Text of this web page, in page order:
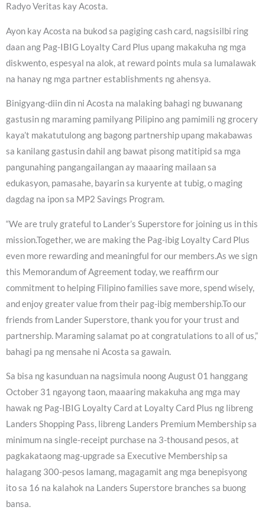
Radyo Veritas kay Acosta.
Ayon kay Acosta na bukod sa pagiging cash card, nagsisilbi ring
daan ang Pag-IBIG Loyalty Card Plus upang makakuha ng mga
diskwento, espesyal na alok, at reward points mula sa lumalawak
na hanay ng mga partner establishments ng ahensya.
Binigyang-diin din ni Acosta na malaking bahagi ng buwanang
gastusin ng maraming pamilyang Pilipino ang pamimili ng grocery
kaya’t makatutulong ang bagong partnership upang makabawas
sa kanilang gastusin dahil ang bawat pisong matitipid sa mga
pangunahing pangangailangan ay maaaring mailaan sa
edukasyon, pamasahe, bayarin sa kuryente at tubig, o maging
dagdag na ipon sa MP2 Savings Program.
“We are truly grateful to Lander’s Superstore for joining us in this
mission.Together, we are making the Pag-ibig Loyalty Card Plus
even more rewarding and meaningful for our members.As we sign
this Memorandum of Agreement today, we reaffirm our
commitment to helping Filipino families save more, spend wisely,
and enjoy greater value from their pag-ibig membership.To our
friends from Lander Superstore, thank you for your trust and
partnership. Maraming salamat po at congratulations to all of us,”
bahagi pa ng mensahe ni Acosta sa gawain.
Sa bisa ng kasunduan na nagsimula noong August 01 hanggang
October 31 ngayong taon, maaaring makakuha ang mga may
hawak ng Pag-IBIG Loyalty Card at Loyalty Card Plus ng libreng
Landers Shopping Pass, libreng Landers Premium Membership sa
minimum na single-receipt purchase na 3-thousand pesos, at
pagkakataong mag-upgrade sa Executive Membership sa
halagang 300-pesos lamang, magagamit ang mga benepisyong
ito sa 16 na kalahok na Landers Superstore branches sa buong
bansa.